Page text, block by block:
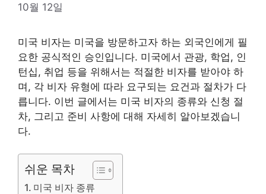
10월 12일
미국 비자는 미국을 방문하고자 하는 외국인에게 필
요한 공식적인 승인입니다. 미국에서 관광, 학업, 인
턴십, 취업 등을 위해서는 적절한 비자를 받아야 하
며, 각 비자 유형에 따라 요구되는 요건과 절차가 다
릅니다. 이번 글에서는 미국 비자의 종류와 신청 절
차, 그리고 준비 사항에 대해 자세히 알아보겠습니
다.
쉬운 목차
미국 비자 종류